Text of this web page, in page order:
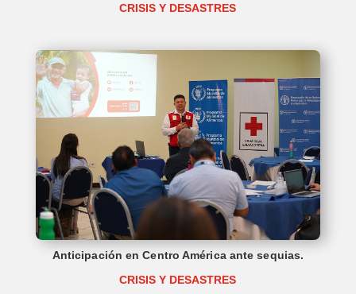
CRISIS Y DESASTRES
Anticipación en Centro América ante sequias.
CRISIS Y DESASTRES